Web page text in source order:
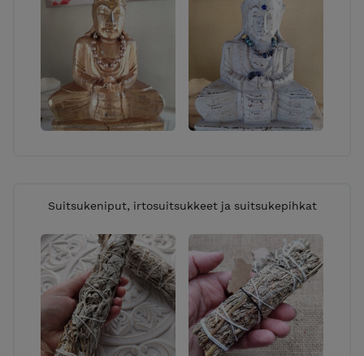
Suitsukeniput, irtosuitsukkeet ja suitsukepihkat